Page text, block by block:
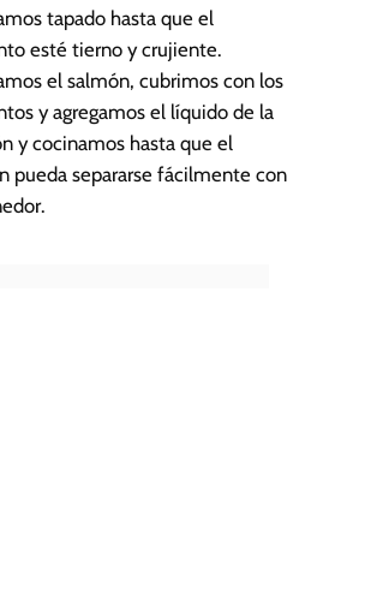
tapado hasta que el
esté tierno y crujiente.
el salmón, cubrimos con los
y agregamos el líquido de la
y cocinamos hasta que el
pueda separarse fácilmente con